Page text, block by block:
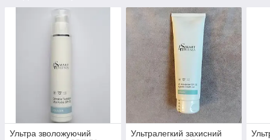
Ультра зволожуючий
Ультралегкий захисний